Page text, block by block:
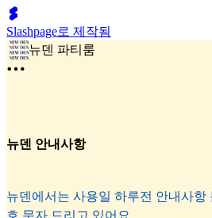
Slashpage로 제작됨
뉴덴 파티룸
뉴덴 안내사항
뉴덴에서는 사용일 하루전 안내사항